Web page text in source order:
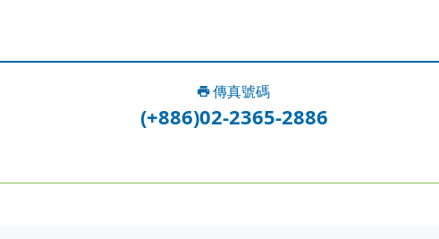
傳真號碼
(+886)02-2365-2886